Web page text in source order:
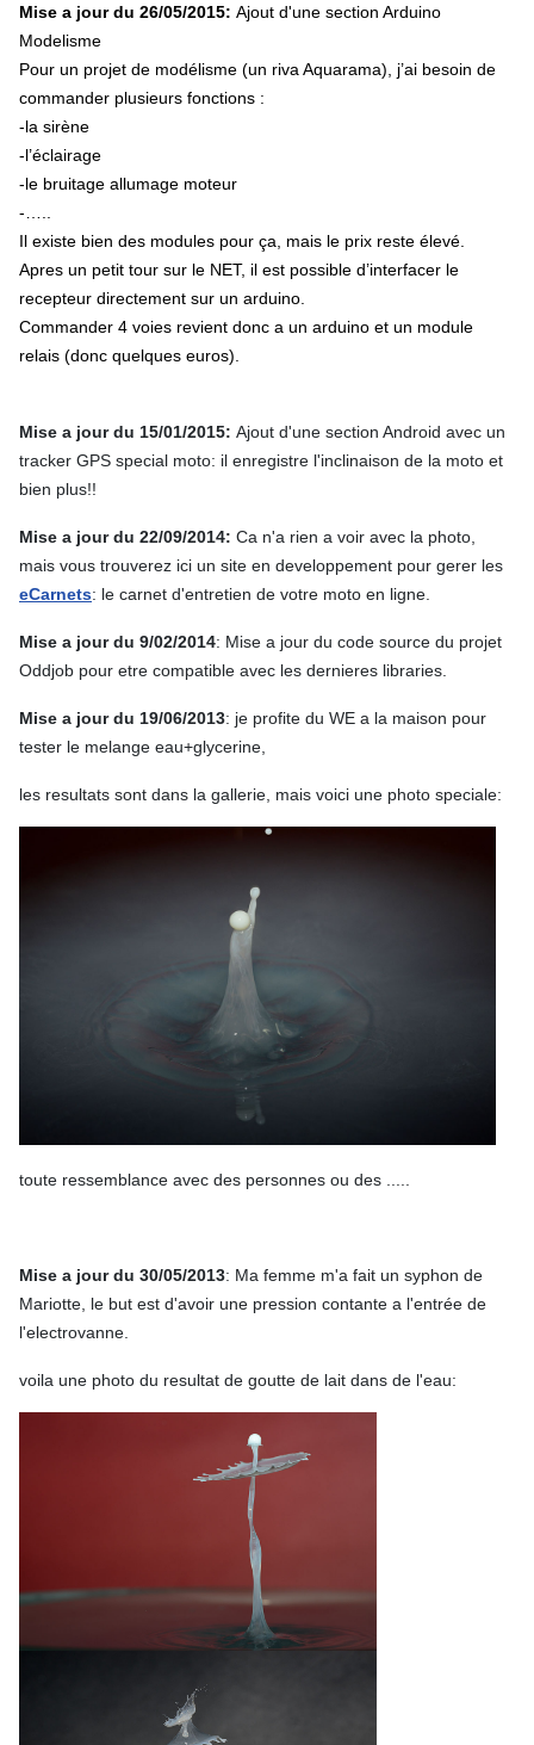
Mise a jour du 26/05/2015: Ajout d'une section Arduino
Modelisme
Pour un projet de modélisme (un riva Aquarama), j’ai besoin de
commander plusieurs fonctions :
-la sirène
-l’éclairage
-le bruitage allumage moteur
-…..
Il existe bien des modules pour ça, mais le prix reste élevé.
Apres un petit tour sur le NET, il est possible d’interfacer le
recepteur directement sur un arduino.
Commander 4 voies revient donc a un arduino et un module
relais (donc quelques euros).
Mise a jour du 15/01/2015: Ajout d'une section Android avec un
tracker GPS special moto: il enregistre l'inclinaison de la moto et
bien plus!!
Mise a jour du 22/09/2014: Ca n'a rien a voir avec la photo,
mais vous trouverez ici un site en developpement pour gerer les
eCarnets: le carnet d'entretien de votre moto en ligne.
Mise a jour du 9/02/2014: Mise a jour du code source du projet
Oddjob pour etre compatible avec les dernieres libraries.
Mise a jour du 19/06/2013: je profite du WE a la maison pour
tester le melange eau+glycerine,
les resultats sont dans la gallerie, mais voici une photo speciale:
toute ressemblance avec des personnes ou des .....
Mise a jour du 30/05/2013: Ma femme m'a fait un syphon de
Mariotte, le but est d'avoir une pression contante a l'entrée de
l'electrovanne.
voila une photo du resultat de goutte de lait dans de l'eau: